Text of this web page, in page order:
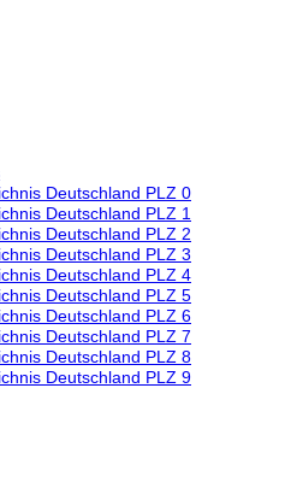
Deutschland PLZ 0
Deutschland PLZ 1
Deutschland PLZ 2
Deutschland PLZ 3
Deutschland PLZ 4
Deutschland PLZ 5
Deutschland PLZ 6
Deutschland PLZ 7
Deutschland PLZ 8
Deutschland PLZ 9